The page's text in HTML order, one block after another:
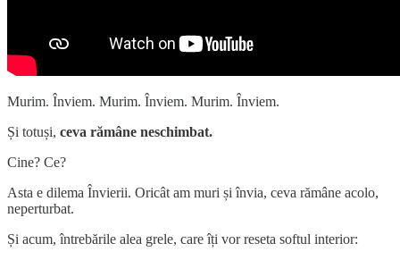
Murim. Înviem. Murim. Înviem. Murim. Înviem.
Și totuși, ceva rămâne neschimbat.
Cine? Ce?
Asta e dilema Învierii. Oricât am muri și învia, ceva rămâne acolo,
neperturbat.
Și acum, întrebările alea grele, care îți vor reseta softul interior: